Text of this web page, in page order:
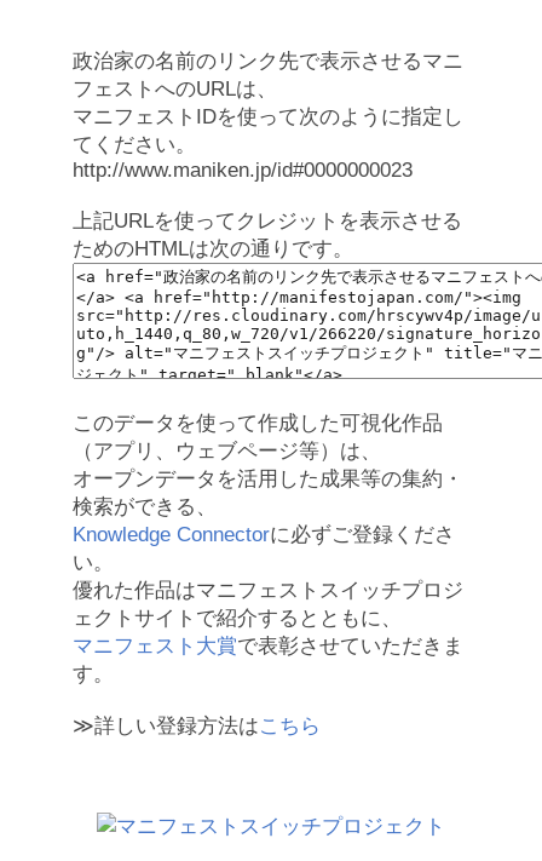
政治家の名前のリンク先で表示させるマニ
フェストへのURLは、
マニフェストIDを使って次のように指定し
てください。
http://www.maniken.jp/id#0000000023
上記URLを使ってクレジットを表示させる
ためのHTMLは次の通りです。
このデータを使って作成した可視化作品
（アプリ、ウェブページ等）は、
オープンデータを活用した成果等の集約・
検索ができる、
Knowledge Connectorに必ずご登録くださ
い。
優れた作品はマニフェストスイッチプロジ
ェクトサイトで紹介するとともに、
マニフェスト大賞で表彰させていただきま
す。
≫詳しい登録方法はこちら